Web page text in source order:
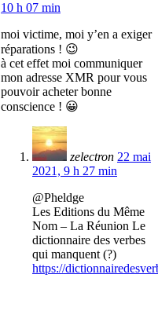
10 h 07 min
moi victime, moi y’en a exiger
réparations ! 😉
à cet effet moi communiquer
mon adresse XMR pour vous
pouvoir acheter bonne
conscience ! 😀
zelectron 22 mai
2021, 9 h 27 min
@Pheldge
Les Editions du Même
Nom – La Réunion Le
dictionnaire des verbes
qui manquent (?)
https://